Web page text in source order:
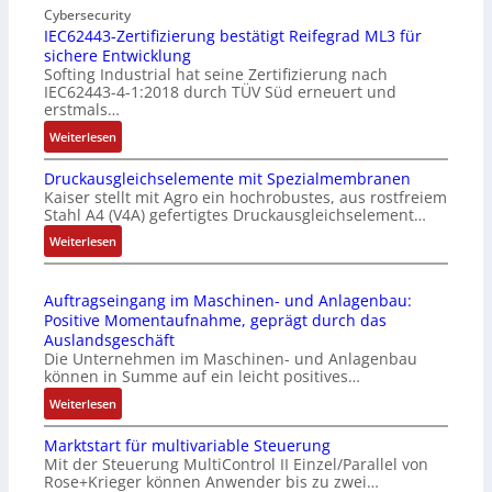
n
d
u
s
t
r
i
e
-
P
C
l
ä
s
t
s
i
c
h
f
l
e
b
i
l
f
u
n
k
m
o
d
u
l
e
r
i
n
g
e
n
4
G
u
Cybersecurity
IEC62443-Zertifizierung bestätigt Reifegrad ML3 für
sichere Entwicklung
Softing Industrial hat seine Zertifizierung nach
IEC62443-4-1:2018 durch TÜV Süd erneuert und
erstmals…
Weiterlesen:
I
E
6
2
4
3
-
Z
e
r
t
i
f
i
Druckausgleichselemente mit Spezialmembranen
Kaiser stellt mit Agro ein hochrobustes, aus rostfreiem
Stahl A4 (V4A) gefertigtes Druckausgleichselement…
Weiterlesen:
D
u
c
k
a
u
s
g
l
e
Auftragseingang im Maschinen- und Anlagenbau:
Positive Momentaufnahme, geprägt durch das
Auslandsgeschäft
Die Unternehmen im Maschinen- und Anlagenbau
können in Summe auf ein leicht positives…
Weiterlesen:
A
u
f
t
Marktstart für multivariable Steuerung
Mit der Steuerung MultiControl II Einzel/Parallel von
Rose+Krieger können Anwender bis zu zwei…